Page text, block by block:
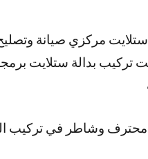
مركزي صيانة
تركيب بدالة ستلايت
محترف وشاطر في تركيب